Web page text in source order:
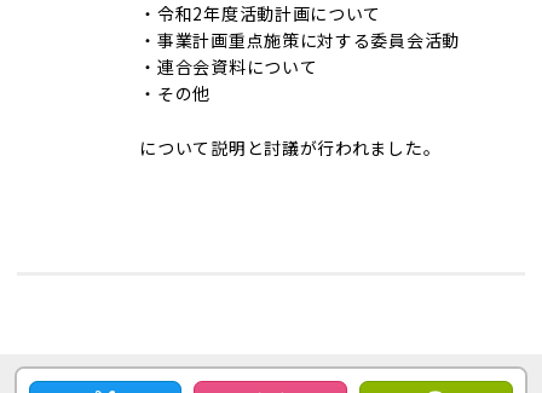
・令和2年度活動計画について
・事業計画重点施策に対する委員会活動
・連合会資料について
・その他
について説明と討議が行われました。